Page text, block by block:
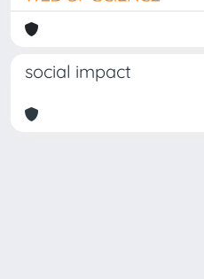
social impact